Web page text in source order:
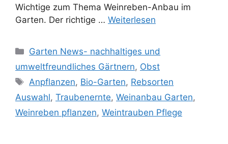
Wichtige zum Thema Weinreben-Anbau im
Garten. Der richtige … Weiterlesen
Kategorien
Garten News- nachhaltiges und
umweltfreundliches Gärtnern, Obst
Schlagwörter
Anpflanzen, Bio-Garten, Rebsorten
Auswahl, Traubenernte, Weinanbau Garten,
Weinreben pflanzen, Weintrauben Pflege